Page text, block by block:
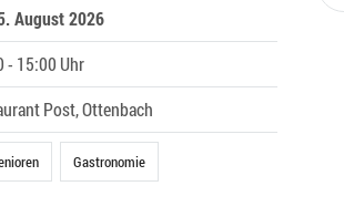
August 2026
- 15:00 Uhr
Post, Ottenbach
Gastronomie